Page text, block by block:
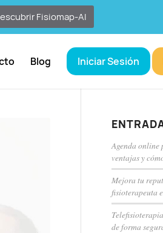
Blog Iniciar Sesión
Agenda online
ventajas y
Mejora tu
fisioterapeuta
de forma
Fisiomap-AI